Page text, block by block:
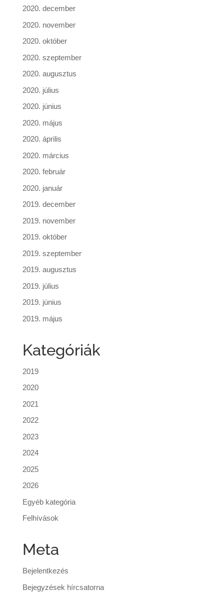
2020. december
2020. november
2020. október
2020. szeptember
2020. augusztus
2020. július
2020. június
2020. május
2020. április
2020. március
2020. február
2020. január
2019. december
2019. november
2019. október
2019. szeptember
2019. augusztus
2019. július
2019. június
2019. május
Kategóriák
2019
2020
2021
2022
2023
2024
2025
2026
Egyéb kategória
Felhívások
Meta
Bejelentkezés
Bejegyzések hírcsatorna